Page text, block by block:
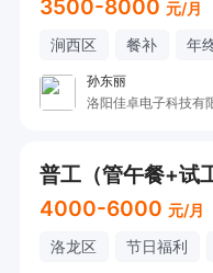
3500-8000 元/月
涧西区 餐补 年
孙东丽
洛阳佳卓电子科技有
普工（管午餐+试
4000-6000 元/月
洛龙区 节日福利